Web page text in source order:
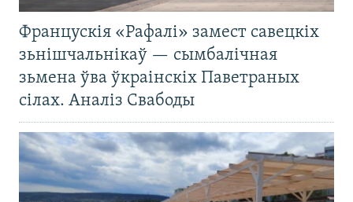
Францускія «Рафалі» замест савецкіх
зьнішчальнікаў — сымбалічная
зьмена ўва ўкраінскіх Паветраных
сілах. Аналіз Свабоды